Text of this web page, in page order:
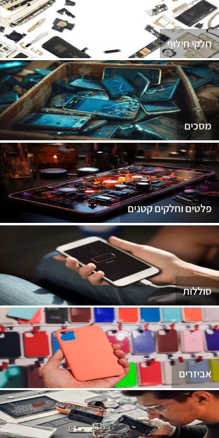
חלקי חילוף
מסכים
פלטים וחלקים קטנים
סוללות
אביזרים